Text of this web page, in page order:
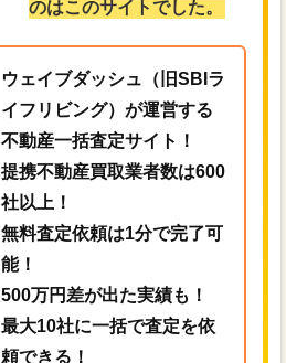
のはこのサイトでした。
ウェイブダッシュ（旧SBIラ
イフリビング）が運営する
不動産一括査定サイト！
提携不動産買取業者数は600
社以上！
無料査定依頼は1分で完了可
能！
500万円差が出た実績も！
最大10社に一括で査定を依
頼できる！